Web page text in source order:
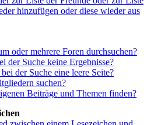
hinzufügen oder diese wieder aus
oder mehrere Foren durchsuchen?
der Suche keine Ergebnisse?
der Suche eine leere Seite?
suchen?
Beiträge und Themen finden?